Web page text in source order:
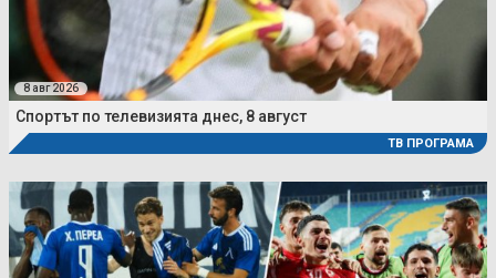
8 авг 2026
Спортът по телевизията днес, 8 август
ТВ ПРОГРАМА